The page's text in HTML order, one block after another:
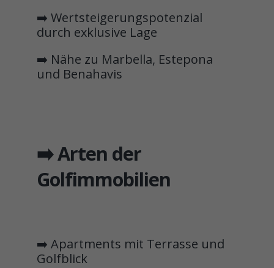
➡️ Wertsteigerungspotenzial
durch exklusive Lage
➡️ Nähe zu Marbella, Estepona
und Benahavis
➡️ Arten der
Golfimmobilien
➡️ Apartments mit Terrasse und
Golfblick